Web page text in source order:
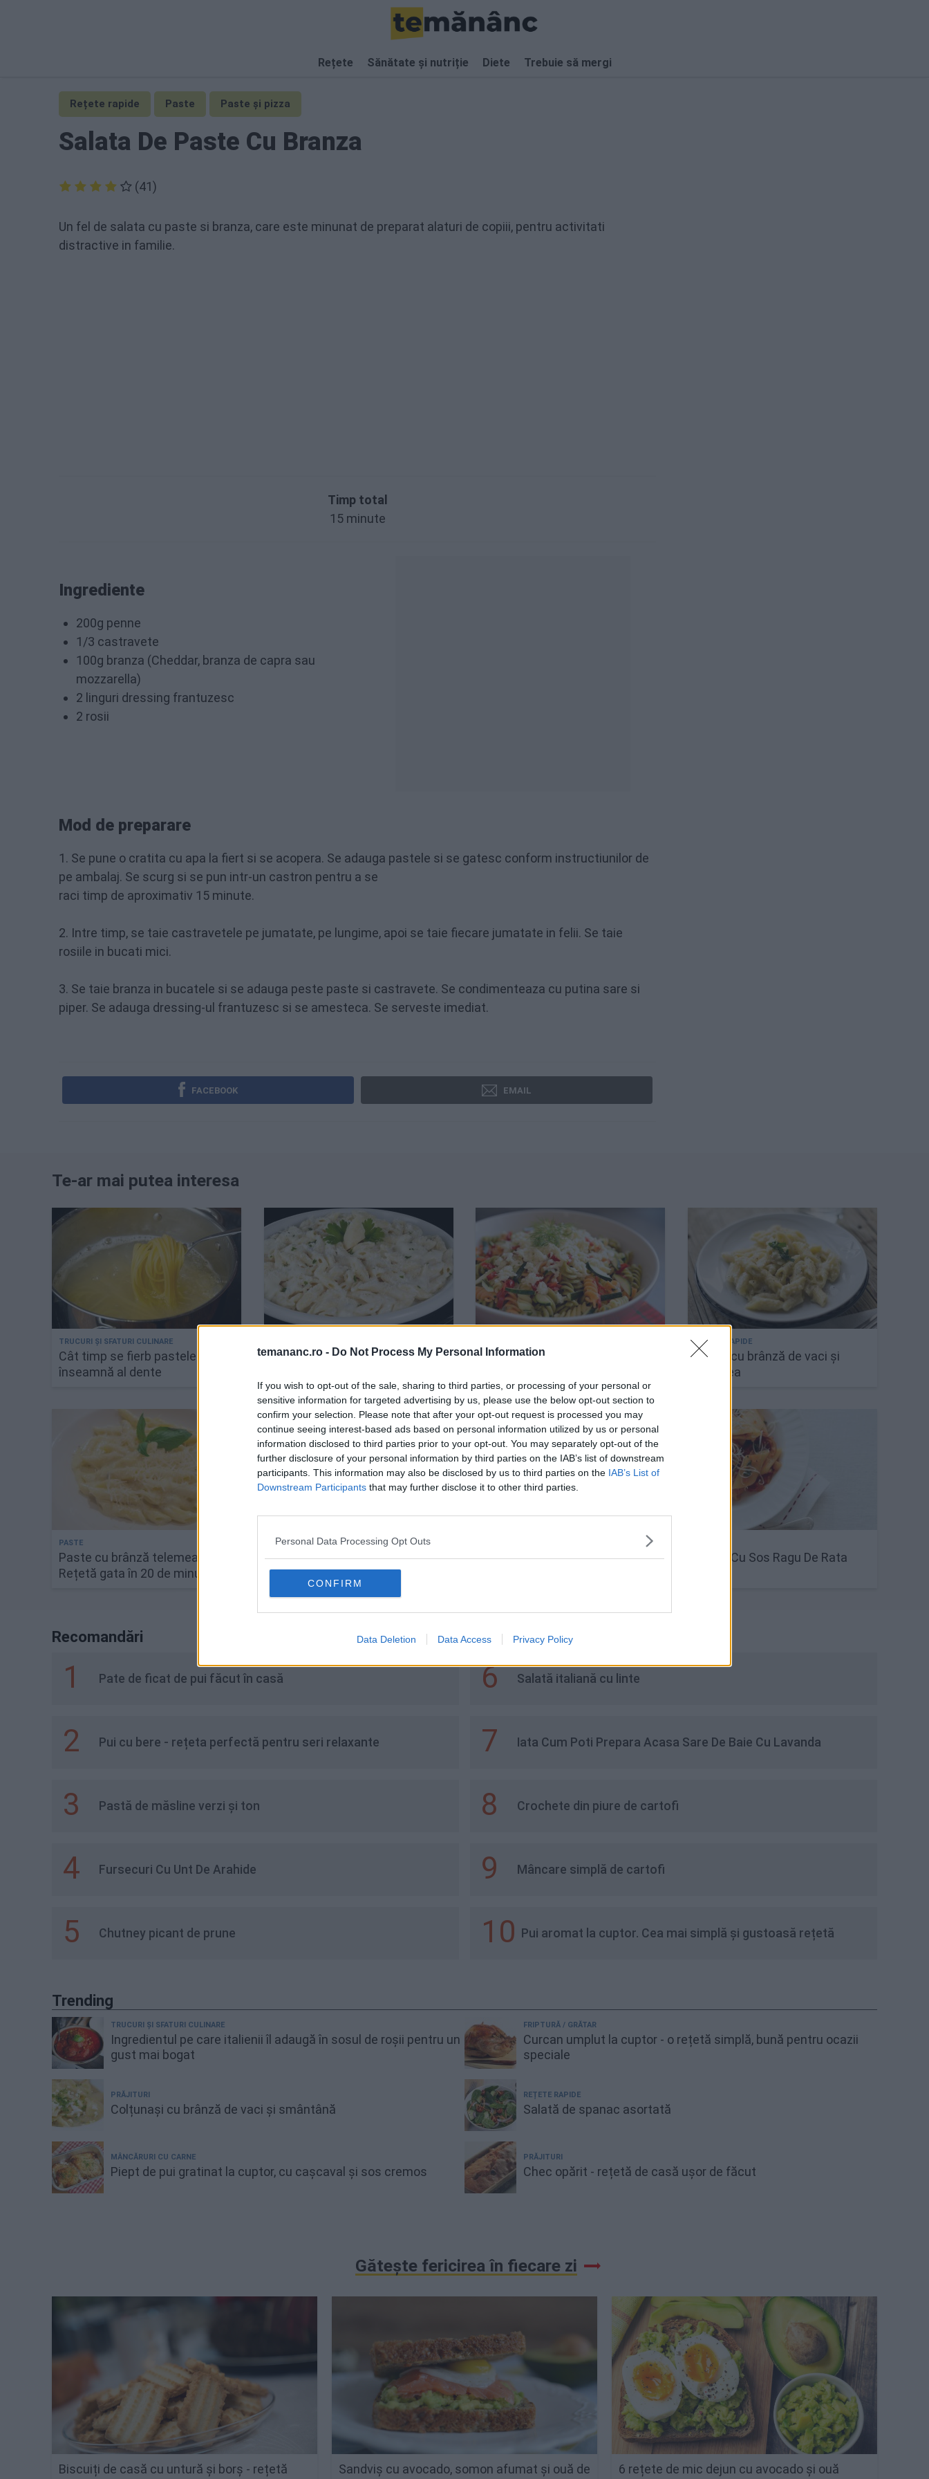
temananc.ro - Do Not Process My Personal Information
If you wish to opt-out of the sale, sharing to third parties, or processing of your personal or
sensitive information for targeted advertising by us, please use the below opt-out section to
confirm your selection. Please note that after your opt-out request is processed you may
continue seeing interest-based ads based on personal information utilized by us or personal
information disclosed to third parties prior to your opt-out. You may separately opt-out of the
further disclosure of your personal information by third parties on the IAB’s list of downstream
participants. This information may also be disclosed by us to third parties on the IAB’s List of
Downstream Participants that may further disclose it to other third parties.
Personal Data Processing Opt Outs
CONFIRM
Data Deletion Data Access Privacy Policy
Rețete Sănătate și nutriție Diete Trebuie să mergi
Rețete rapide Paste Paste și pizza
Salata De Paste Cu Branza
(41)
Un fel de salata cu paste si branza, care este minunat de preparat alaturi de copiii, pentru activitati
distractive in familie.
Timp total
15 minute
Ingrediente
200g penne
1/3 castravete
100g branza (Cheddar, branza de capra sau
mozzarella)
2 linguri dressing frantuzesc
2 rosii
Mod de preparare
1. Se pune o cratita cu apa la fiert si se acopera. Se adauga pastele si se gatesc conform instructiunilor de
pe ambalaj. Se scurg si se pun intr-un castron pentru a se
raci timp de aproximativ 15 minute.
2. Intre timp, se taie castravetele pe jumatate, pe lungime, apoi se taie fiecare jumatate in felii. Se taie
rosiile in bucati mici.
3. Se taie branza in bucatele si se adauga peste paste si castravete. Se condimenteaza cu putina sare si
piper. Se adauga dressing-ul frantuzesc si se amesteca. Se serveste imediat.
FACEBOOK EMAIL
Te-ar mai putea interesa
Cât timp se fierb pastele? Ce
înseamnă al dente
Paste cu brânzeturi la cuptorul
Salată de paste cu dovlecei
Paste cu brânză de vaci și
telemea
Paste cu brânză telemea.
Rețetă gata în 20 de minute
Paste quatro formaggi - rețeta
tradițională italiană
Paste cu brânză la cuptor - cea
Paste Cu Sos Ragu De Rata
Recomandări
1 Pate de ficat de pui făcut în casă
2 Pui cu bere - rețeta perfectă pentru seri relaxante
3 Pastă de măsline verzi și ton
4 Fursecuri Cu Unt De Arahide
5 Chutney picant de prune
6 Salată italiană cu linte
7 Iata Cum Poti Prepara Acasa Sare De Baie Cu Lavanda
8 Crochete din piure de cartofi
9 Mâncare simplă de cartofi
10 Pui aromat la cuptor. Cea mai simplă și gustoasă rețetă
Trending
TRUCURI ȘI SFATURI CULINARE
Ingredientul pe care italienii îl adaugă în sosul de roșii pentru un
gust mai bogat
PRĂJITURI
Colțunași cu brânză de vaci și smântână
MÂNCĂRURI CU CARNE
Piept de pui gratinat la cuptor, cu cașcaval și sos cremos
FRIPTURĂ / GRĂTAR
Curcan umplut la cuptor - o rețetă simplă, bună pentru ocazii
speciale
REȚETE RAPIDE
Salată de spanac asortată
PRĂJITURI
Chec opărit - rețetă de casă ușor de făcut
Gătește fericirea în fiecare zi
Biscuiți de casă cu untură și borș - rețetă
Sandviș cu avocado, somon afumat și ouă de
6 rețete de mic dejun cu avocado și ouă